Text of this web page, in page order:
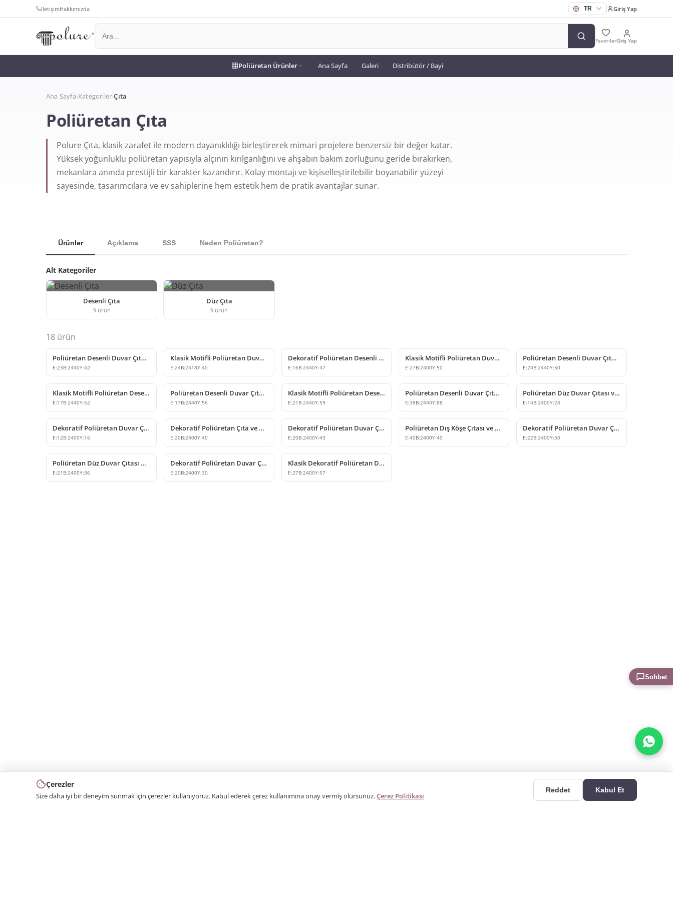
İletişimHakkımızda Giriş Yap
FavorilerGiriş Yap
Poliüretan Ürünler Ana Sayfa Galeri Distribütör / Bayi
Ana Sayfa›Kategoriler›Çıta
Poliüretan Çıta
Polure Çıta, klasik zarafet ile modern dayanıklılığı birleştirerek mimari projelere benzersiz bir değer katar.
Yüksek yoğunluklu poliüretan yapısıyla alçının kırılganlığını ve ahşabın bakım zorluğunu geride bırakırken,
mekanlara anında prestijli bir karakter kazandırır. Kolay montajı ve kişiselleştirilebilir boyanabilir yüzeyi
sayesinde, tasarımcılara ve ev sahiplerine hem estetik hem de pratik avantajlar sunar.
Ürünler Açıklama SSS Neden Poliüretan?
Alt Kategoriler
Desenli Çıta
9 ürün
Düz Çıta
9 ürün
18 ürün
Poliüretan Desenli Duvar Çıtası P82009 Modeli
E:23B:2440Y:42
Klasik Motifli Poliüretan Duvar Çıtası Modelleri
E:24B:2418Y:40
Dekoratif Poliüretan Desenli Duvar Çıtası Modelleri
E:16B:2440Y:47
Klasik Motifli Poliüretan Duvar Çıtası ve Kenar Dekoru
E:27B:2400Y:50
Poliüretan Desenli Duvar Çıtası ve Bordür Modelleri
E:24B:2440Y:50
Klasik Motifli Poliüretan Desenli Duvar Çıtası Modeli
E:17B:2440Y:52
Poliüretan Desenli Duvar Çıtası Modelleri ve Fiyatları
E:17B:2440Y:56
Klasik Motifli Poliüretan Desenli Duvar Çıtası Modelleri
E:21 B:2440Y:59
Poliüretan Desenli Duvar Çıtası Modeli
E:38B:2440Y:88
Poliüretan Düz Duvar Çıtası ve Dekoratif Kenar Profili
E:14B:2400Y:24
Dekoratif Poliüretan Duvar Çıtası P85003
E:12B:2400Y:16
Dekoratif Poliüretan Çıta ve Duvar Profili Modeli
E:20B:2400Y:40
Dekoratif Poliüretan Duvar Çıtası Modeli
E:20B:2400Y:43
Poliüretan Dış Köşe Çıtası ve Duvar Koruma Profili
E:40B:2400Y:40
Dekoratif Poliüretan Duvar Çıtası ve Profil Çeşitleri
E:22B:2400Y:50
Poliüretan Düz Duvar Çıtası Modelleri
E:21 B:2400Y:36
Dekoratif Poliüretan Duvar Çıtası Modelleri P85403
E:20B:2400Y:30
Klasik Dekoratif Poliüretan Duvar Çıtası Tasarımları
E:27B:2400Y:57
Çerezler
Size daha iyi bir deneyim sunmak için çerezler kullanıyoruz. Kabul ederek çerez kullanımına onay vermiş olursunuz.Çerez Politikası
Reddet Kabul Et
Sohbet